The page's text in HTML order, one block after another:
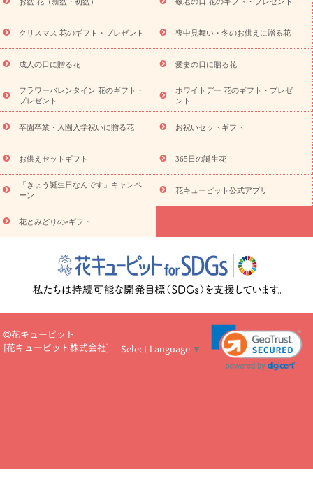
お供え プリザーブドフラワー
ペットのお供えフラワー
お盆（新
盆・初盆）
その他 お祝い返し お見舞い
お取り寄せギフト
ビジネス用
ご自宅用 観葉植物 ミディ胡蝶蘭
プリザーブ
ドフラワー
スタイルから探す アレンジメント 花束
スタ
ンド花
お祝い お供え・お悔やみ 胡蝶蘭 胡蝶蘭・花鉢
ディ胡蝶蘭・お祝い
ミディ胡蝶蘭・お供え
世界初の青色胡蝶蘭
観葉植物
観葉植物 産直多肉植物
プリザーブドフラワー
お祝い
お供え・お悔やみ 花とセットギフト
セミオーダー
プチギフト（hanamore -ハナモア-）
花とみどりのeギフト
キューピットのeGfit
カラー ピンク イエローオレンジ
レッ
ド
お花の種類 トルコキキョウ
お祝い お祝い・3000円～ お祝い・4000円～
お祝い・
5000円～
お祝い・7000円～ お祝い・ 10000円～
お供え・お
悔やみ
円～
お供え・お悔やみ・
読み物
いのマナー
定年退職祝いのマナー
お祝いを贈るときのマナー・
花キューピットのお祝いコラム一覧
誕生日のお花を「色
彩心理学」で選ぶ方法
結婚祝いの予算相場
出産祝いお役立ち情
ール
新築引っ越し祝いコラム お祝い花のマナー総まとめ
職
場上司や先輩へ贈るお祝い花の正解は？
開店祝いの花 選び方ガイ
あり)
花キューピット×専門家
CO2排出量削減 / SDGsを考える
クリスマス 花のギフト・プレゼント 喪中見舞い・冬のお供えに贈る花
成人の日に贈る花 愛妻の日に贈る花
フラワーバレンタイン 花のギフト・
プレゼント
ホワイトデー 花のギフト・プレゼ
ント
卒園卒業・入園入学祝いに贈る花 お祝いセットギフト
お供えセットギフト 365日の誕生花
「きょう誕生日なんです」キャンペ
ーン
花キューピット公式アプリ
花とみどりのeギフト
花キューピット
[花キューピット株式会社] Select Language ▼